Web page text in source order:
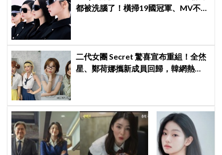
都被洗腦了！橫掃19國冠軍、MV不到
二代女團 Secret 驚喜宣布重組！全烋
星、鄭荷娜攜新成員回歸，韓網熱